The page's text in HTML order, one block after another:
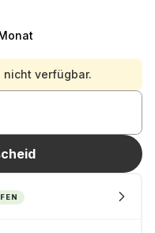
nicht verfügbar.